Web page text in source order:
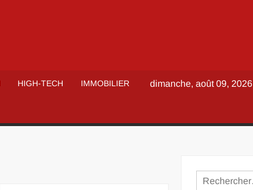
HIGH-TECH IMMOBILIER dimanche, août 09, 2026